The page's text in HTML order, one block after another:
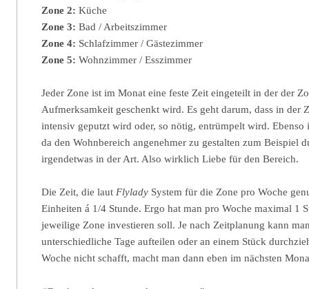
Zone 2: Küche
Zone 3: Bad / Arbeitszimmer
Zone 4: Schlafzimmer / Gästezimmer
Zone 5: Wohnzimmer / Esszimmer
Jeder Zone ist im Monat eine feste Zeit eingeteilt in der der
Aufmerksamkeit geschenkt wird. Es geht darum, dass in der
intensiv geputzt wird oder, so nötig, entrümpelt wird. Ebenso
da den Wohnbereich angenehmer zu gestalten zum Beispiel
irgendetwas in der Art. Also wirklich Liebe für den Bereich.
Die Zeit, die lautFlylady System für die Zone pro Woche
Einheiten á 1/4 Stunde. Ergo hat man pro Woche maximal 1
jeweilige Zone investieren soll. Je nach Zeitplanung kann
unterschiedliche Tage aufteilen oder an einem Stück
Woche nicht schafft, macht man dann eben im nächsten